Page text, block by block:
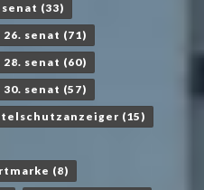
senat (33)
26. senat (71)
28. senat (60)
30. senat (57)
(15)
(8)